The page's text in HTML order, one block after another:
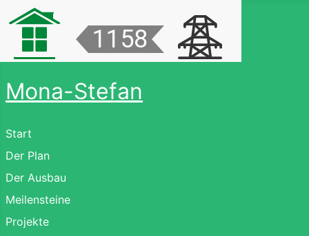
Mona-Stefan
Start
Der Plan
Der Ausbau
Meilensteine
Projekte